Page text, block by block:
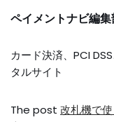
ペイメントナビ編集
カード決済、PCI
タルサイト
The post 改札機で